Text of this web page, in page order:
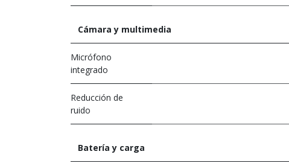
Cámara y multimedia
Micrófono
integrado
Reducción de
ruido
Batería y carga